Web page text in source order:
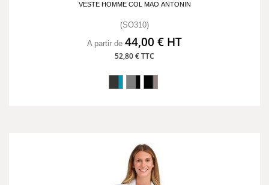
VESTE HOMME COL MAO ANTONIN
(SO310)
A partir de 44,00 € HT
52,80 € TTC